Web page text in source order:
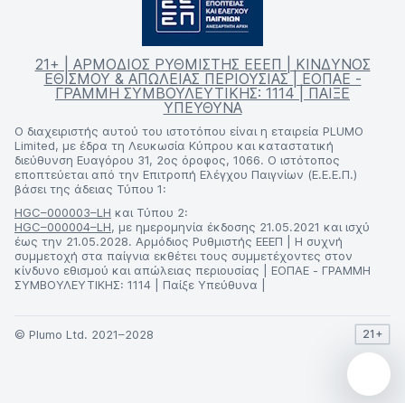
21+ | ΑΡΜΟΔΙΟΣ ΡΥΘΜΙΣΤΗΣ ΕΕΕΠ | ΚΙΝΔΥΝΟΣ
ΕΘΙΣΜΟΥ & ΑΠΩΛΕΙΑΣ ΠΕΡΙΟΥΣΙΑΣ | ΕΟΠΑΕ -
ΓΡΑΜΜΗ ΣΥΜΒΟΥΛΕΥΤΙΚΗΣ: 1114 | ΠΑΙΞΕ
ΥΠΕΥΘΥΝΑ
Ο διαχειριστής αυτού του ιστοτόπου είναι η εταιρεία PLUMO
Limited, με έδρα τη Λευκωσία Κύπρου και καταστατική
διεύθυνση Ευαγόρου 31, 2ος όροφος, 1066. Ο ιστότοπος
εποπτεύεται από την Επιτροπή Ελέγχου Παιγνίων (Ε.Ε.Ε.Π.)
βάσει της άδειας Τύπου 1:
HGC–000003–LH και Τύπου 2:
HGC–000004–LH, με ημερομηνία έκδοσης 21.05.2021 και ισχύ
έως την 21.05.2028. Αρμόδιος Ρυθμιστής ΕΕΕΠ | Η συχνή
συμμετοχή στα παίγνια εκθέτει τους συμμετέχοντες στον
κίνδυνο εθισμού και απώλειας περιουσίας | ΕΟΠΑΕ - ΓΡΑΜΜΗ
ΣΥΜΒΟΥΛΕΥΤΙΚΗΣ: 1114 | Παίξε Υπεύθυνα |
© Plumo Ltd. 2021–2028 21+